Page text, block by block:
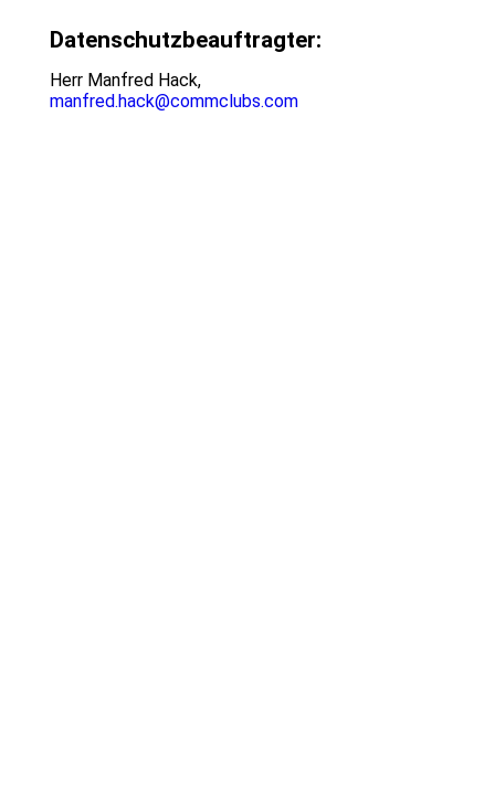
Datenschutzbeauftragter:
Herr Manfred Hack,
manfred.hack@commclubs.com